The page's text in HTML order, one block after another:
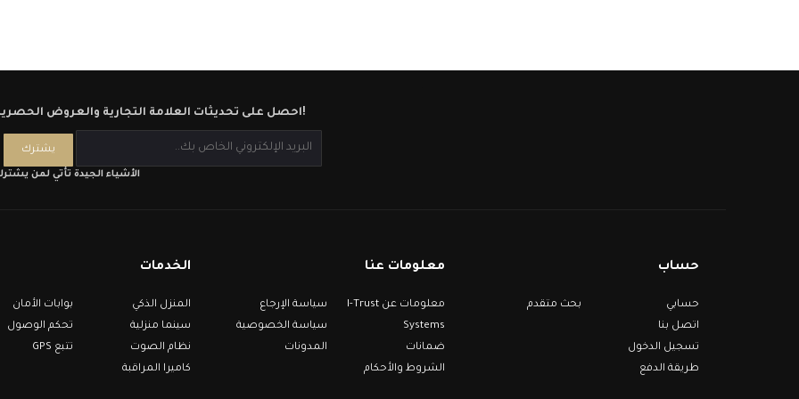
احصل على تحديثات العلامة التجارية والعروض الحصرية!
الأشياء الجيدة تأتي لمن
حساب
حسابي
اتصل بنا
تسجيل الدخول
طريقة الدفع
بحث متقدم
معلومات عنا
معلومات عن I-Trust
Systems
ضمانات
الشروط والأحكام
سياسة الإرجاع
سياسة الخصوصية
المدونات
الخدمات
المنزل الذكي
سينما منزلية
نظام الصوت
كاميرا المراقبة
بوابات الأمان
تحكم الوصول
تتبع GPS